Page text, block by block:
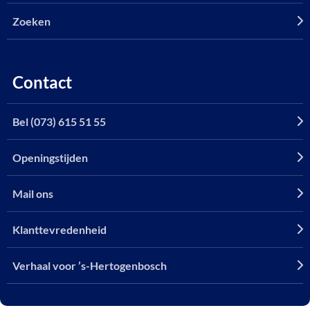
Zoeken
Contact
Bel (073) 615 51 55
Openingstijden
Mail ons
Klanttevredenheid
Verhaal voor ’s-Hertogenbosch